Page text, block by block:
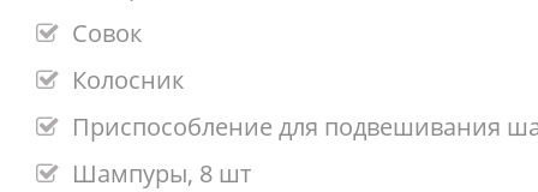
Совок
Колосник
Приспособление для подвешивания
Шампуры, 8 шт